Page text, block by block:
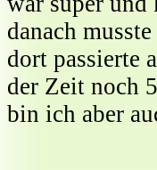
danach
dort passierte
der Zeit noch
bin ich aber